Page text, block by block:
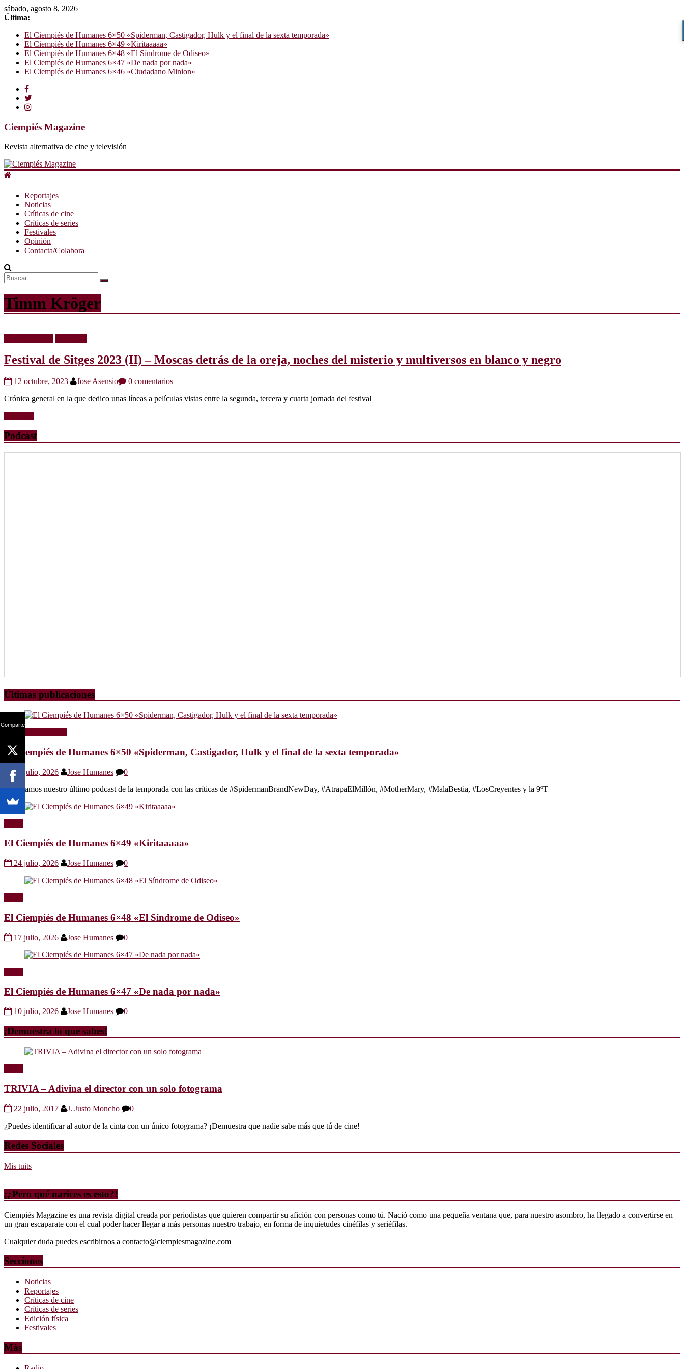
sábado, agosto 8, 2026
Última:
El Ciempiés de Humanes 6×50 «Spiderman, Castigador, Hulk y el final de la sexta temporada»
El Ciempiés de Humanes 6×49 «Kiritaaaaa»
El Ciempiés de Humanes 6×48 «El Síndrome de Odiseo»
El Ciempiés de Humanes 6×47 «De nada por nada»
El Ciempiés de Humanes 6×46 «Ciudadano Minion»
Ciempiés Magazine
Revista alternativa de cine y televisión
Reportajes
Noticias
Críticas de cine
Críticas de series
Festivales
Opinión
Contacta/Colabora
Timm Kröger
Festival de Sitges 2023 (II) – Moscas detrás de la oreja, noches del misterio y multiversos en blanco y negro
12 octubre, 2023 Jose Asensio
0 comentarios
Crónica general en la que dedico unas líneas a películas vistas entre la segunda, tercera y cuarta jornada del festival
Podcast
Últimas publicaciones
El Ciempiés de Humanes 6×50 «Spiderman, Castigador, Hulk y el final de la sexta temporada»
30 julio, 2026 Jose Humanes
0
Os dejamos nuestro último podcast de la temporada con las críticas de #SpidermanBrandNewDay, #AtrapaElMillón, #MotherMary, #MalaBestia, #LosCreyentes y la 9ºT
El Ciempiés de Humanes 6×49 «Kiritaaaaa»
24 julio, 2026 Jose Humanes 0
El Ciempiés de Humanes 6×48 «El Síndrome de Odiseo»
17 julio, 2026 Jose Humanes 0
El Ciempiés de Humanes 6×47 «De nada por nada»
10 julio, 2026 Jose Humanes 0
¡Demuestra lo que sabes!
TRIVIA – Adivina el director con un solo fotograma
22 julio, 2017 J. Justo Moncho
0
¿Puedes identificar al autor de la cinta con un único fotograma? ¡Demuestra que nadie sabe más que tú de cine!
Redes Sociales
Mis tuits
¡¿Pero qué narices es esto?!
Ciempiés Magazine es una revista digital creada por periodistas que quieren compartir su afición con personas como tú. Nació como una pequeña ventana que, para nuestro asombro, ha llegado a convertirse en
un gran escaparate con el cual poder hacer llegar a más personas nuestro trabajo, en forma de inquietudes cinéfilas y seriéfilas.
Cualquier duda puedes escribirnos a contacto@ciempiesmagazine.com
Secciones
Noticias
Reportajes
Críticas de cine
Críticas de series
Edición física
Festivales
Más
Comparte